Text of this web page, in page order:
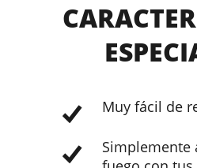
Muy fácil de
Simplemente